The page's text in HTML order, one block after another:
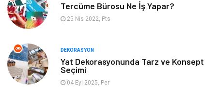
İnternet
Nakliyat
Hediyelik Eşya
Tercüme Bürosu Ne İş Yapar?
25 Nis 2022, Pts
DEKORASYON
Yat Dekorasyonunda Tarz ve Konsept
Seçimi
04 Eyl 2025, Per